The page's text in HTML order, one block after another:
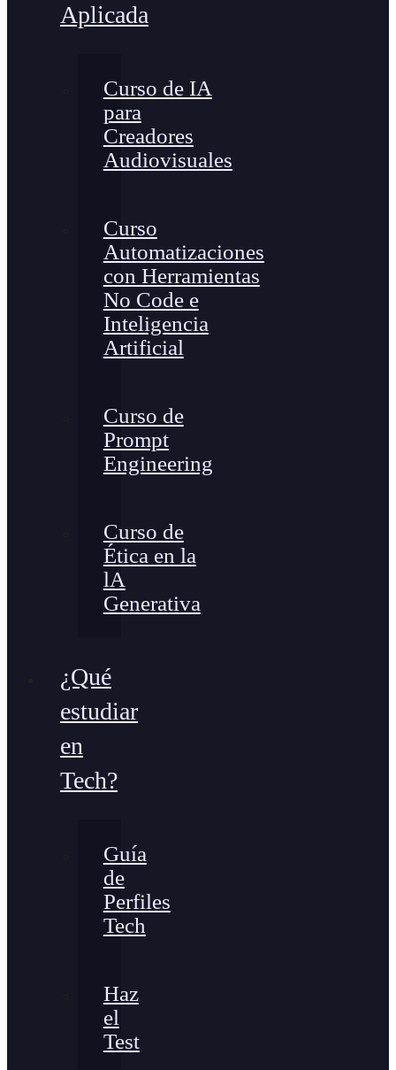
Aplicada
Curso de IA
para
Creadores
Audiovisuales
Curso
Automatizaciones
con Herramientas
No Code e
Inteligencia
Artificial
Curso de
Prompt
Engineering
Curso de
Ética en la
lA
Generativa
¿Qué
estudiar
en
Tech?
Guía
de
Perfiles
Tech
Haz
el
Test